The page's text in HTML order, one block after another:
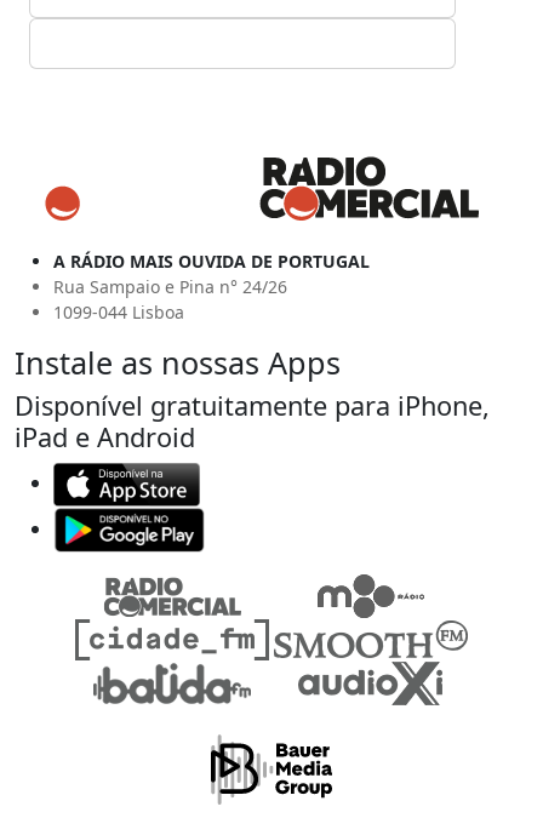
A RÁDIO MAIS OUVIDA DE PORTUGAL
Rua Sampaio e Pina n° 24/26
1099-044 Lisboa
Instale as nossas Apps
Disponível gratuitamente para iPhone,
iPad e Android